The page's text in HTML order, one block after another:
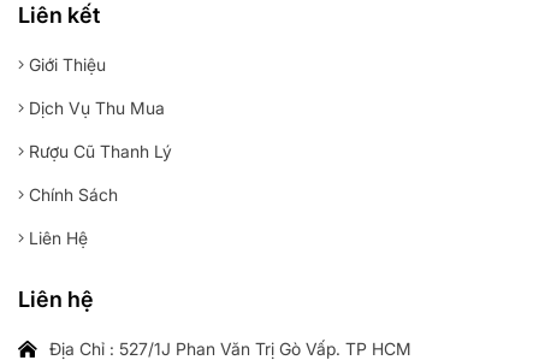
Liên kết
Giới Thiệu
Dịch Vụ Thu Mua
Rượu Cũ Thanh Lý
Chính Sách
Liên Hệ
Liên hệ
Địa Chỉ : 527/1J Phan Văn Trị Gò Vấp. TP HCM